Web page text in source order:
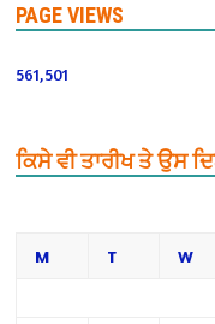
PAGE VIEWS
561,501
ਕਿਸੇ ਵੀ ਤਾਰੀਖ ਤੇ ਉਸ
M
T W